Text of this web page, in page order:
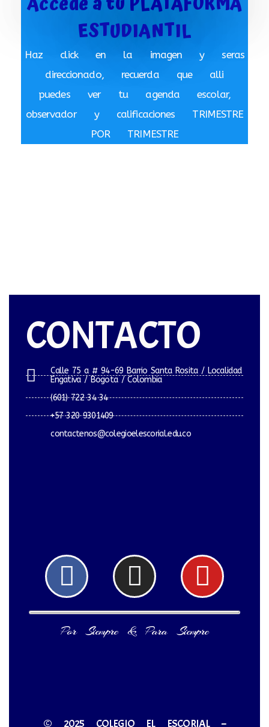
ESTUDIANTIL
Haz click en la imagen y seras
direccionado, recuerda que alli
puedes ver tu agenda escolar,
observador y calificaciones TRIMESTRE
POR TRIMESTRE
CONTACTO
Calle 75 a # 94-69 Barrio Santa Rosita / Localidad
Engativa / Bogota / Colombia
(601) 722 34 34
+57 320 9301409
contactenos@colegioelescorial.edu.co
FacebookInstagram
Por Siempre & Para Siempre
© 2025 COLEGIO EL ESCORIAL –